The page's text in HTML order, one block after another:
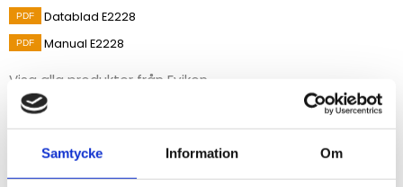
Samtycke Information Om
Datablad E2228
Manual E2228
Visa alla produkter från Evikon